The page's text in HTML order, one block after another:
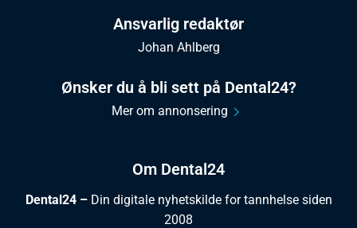
Om Dental24
Dental24 – Din digitale nyhetskilde for tannhelse siden
2008
Ansvarlig redaktør
Johan Ahlberg
Ønsker du å bli sett på Dental24?
Mer om annonsering